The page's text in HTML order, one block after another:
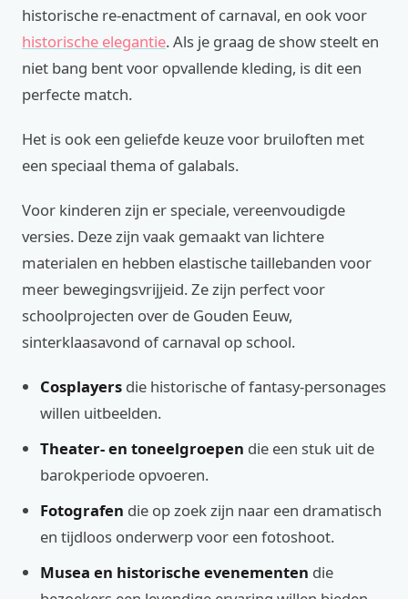
historische re-enactment of carnaval, en ook voor
historische elegantie. Als je graag de show steelt en
niet bang bent voor opvallende kleding, is dit een
perfecte match.
Het is ook een geliefde keuze voor bruiloften met
een speciaal thema of galabals.
Voor kinderen zijn er speciale, vereenvoudigde
versies. Deze zijn vaak gemaakt van lichtere
materialen en hebben elastische taillebanden voor
meer bewegingsvrijjeid. Ze zijn perfect voor
schoolprojecten over de Gouden Eeuw,
sinterklaasavond of carnaval op school.
Cosplayers die historische of fantasy-personages
willen uitbeelden.
Theater- en toneelgroepen die een stuk uit de
barokperiode opvoeren.
Fotografen die op zoek zijn naar een dramatisch
en tijdloos onderwerp voor een fotoshoot.
Musea en historische evenementen die